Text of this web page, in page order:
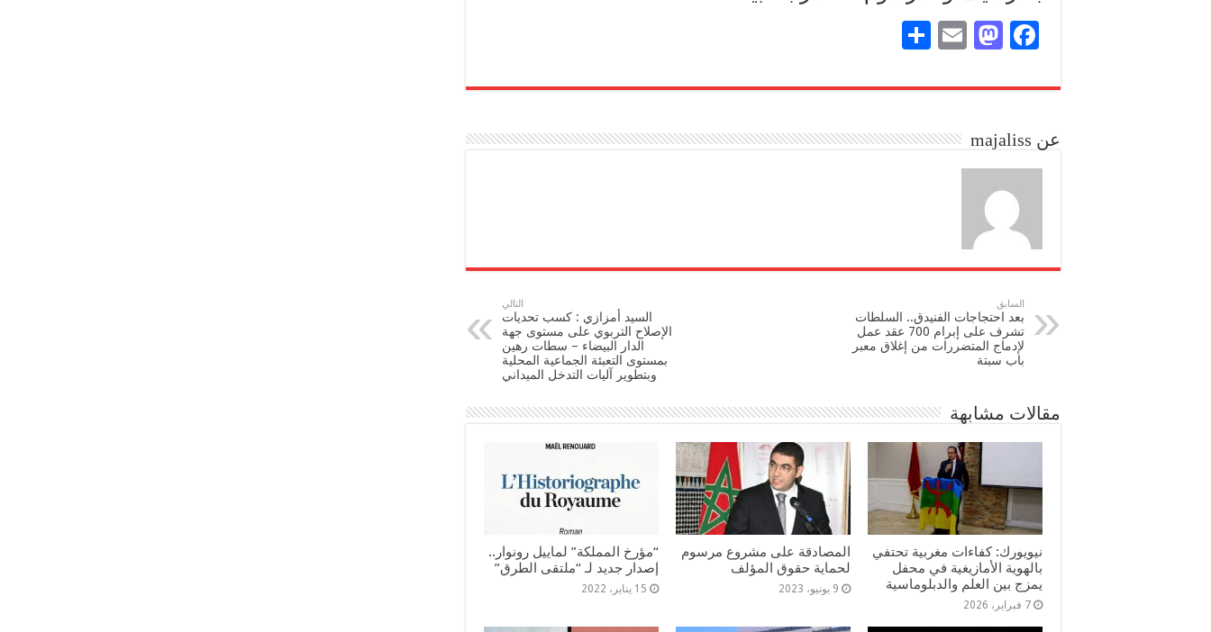
Fa
bo
M
to
n
E
ail
re
عن majaliss
السابق
بعد احتجاجات الفنيدق.. السلطات
تشرف على إبرام 700 عقد عمل
لإدماج المتضررات من إغلاق معبر
باب سبتة
التالي
السيد أمزازي : كسب تحديات
الإصلاح التربوي على مستوى جهة
الدار البيضاء – سطات رهين
بمستوى التعبئة الجماعية المحلية
وبتطوير آليات التدخل الميداني
مقالات مشابهة
نيويورك: كفاءات مغربية تحتفي
بالهوية الأمازيغية في محفل
يمزج بين العلم والدبلوماسية
7 فبراير، 2026
المصادقة على مشروع مرسوم
لحماية حقوق المؤلف
9 يونيو، 2023
“مؤرخ المملكة” لماييل رونوار..
إصدار جديد لـ “ملتقى الطرق”
15 يناير، 2022